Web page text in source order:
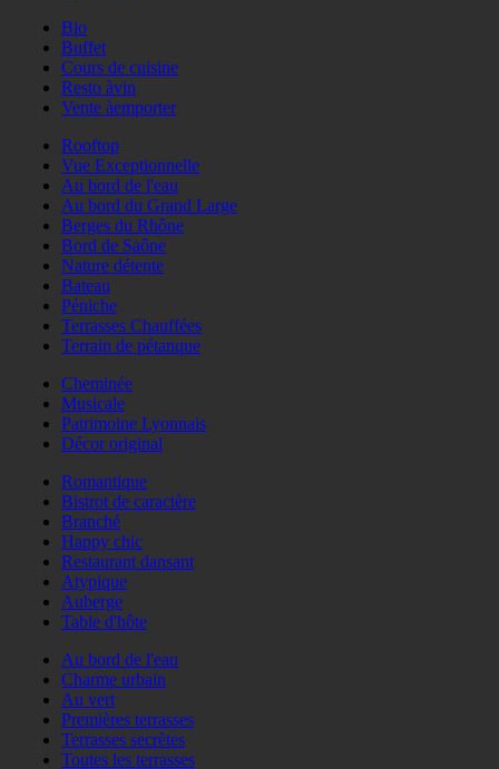
Bio
Buffet
Cours de cuisine
Resto àvin
Vente àemporter
Rooftop
Vue Exceptionnelle
Au bord de l'eau
Au bord du Grand Large
Berges du Rhône
Bord de Saône
Nature détente
Bateau
Péniche
Terrasses Chauffées
Terrain de pétanque
Cheminée
Musicale
Patrimoine Lyonnais
Décor original
Romantique
Bistrot de caractère
Branché
Happy chic
Restaurant dansant
Atypique
Auberge
Table d'hôte
Au bord de l'eau
Charme urbain
Au vert
Premières terrasses
Terrasses secrètes
Toutes les terrasses